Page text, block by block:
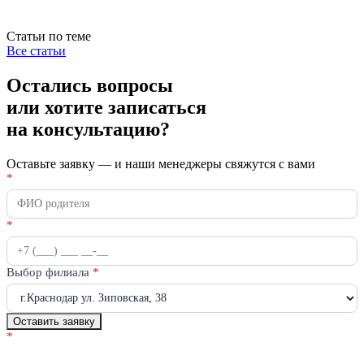
Статьи по теме
Все статьи
Остались вопросы
или хотите записаться
на консультацию?
Оставьте заявку — и наши менеджеры свяжутся с вами
Получить
консультацию
*
*
Выбор филиала *
Оставить заявку
*
Если
вы
человек,
оставьте
это
поле
пустым.